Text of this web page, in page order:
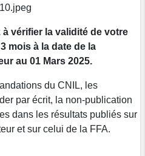
vérifier la validité de votre
mois à la date de la
au 01 Mars 2025.
du CNIL, les
par écrit, la non-publication
dans les résultats publiés sur
et sur celui de la FFA.